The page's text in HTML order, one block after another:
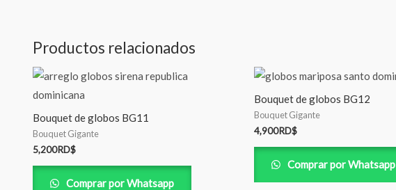
Productos relacionados
Bouquet de globos BG11
Bouquet Gigante
5,200RD$
Comprar por Whatsapp
Bouquet de globos BG12
Bouquet Gigante
4,900RD$
Comprar por Whatsapp